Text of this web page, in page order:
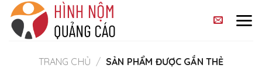
Skip
content
TRANG CHỦ / SẢN PHẨM ĐƯỢC GẮN THẺ